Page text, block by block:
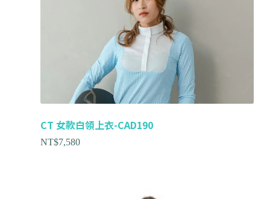
CT 女款白領上衣-CAD190
NT$7,580